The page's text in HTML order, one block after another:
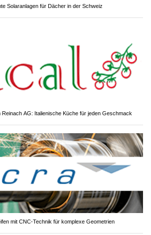
Solaranlagen für Dächer in der Schweiz
Reinach AG: Italienische Küche für jeden Geschmack
mit CNC-Technik für komplexe Geometrien